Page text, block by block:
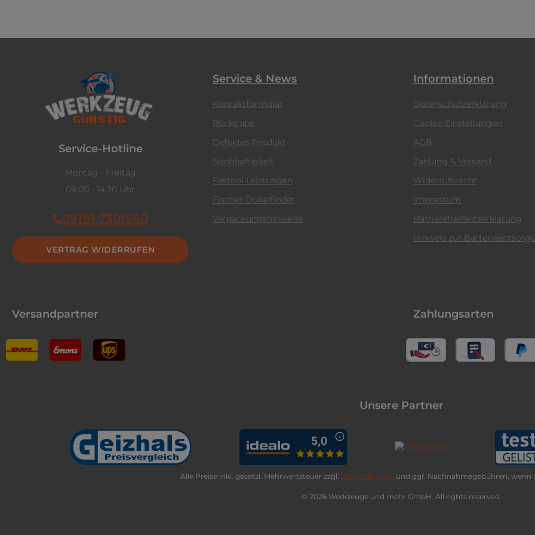
Service-Hotline
Montag - Freitag
09:00 - 14:30 Uhr
09191 7301560
VERTRAG WIDERRUFEN
Service & News
Kontaktformular
Rückgabe
Defektes Produkt
Nachhaltigkeit
Festool Leistungen
Fischer Dübelfinder
Verpackungshinweise
Informationen
Datenschutzerklärung
Cookie-Einstellungen
AGB
Zahlung & Versand
Widerrufsrecht
Impressum
Barrierefreiheitserklärung
Hinweis zur
Versandpartner Zahlungsarten
Unsere Partner
Alle Preise inkl. gesetzl. Mehrwertsteuer zzgl. Versandkosten und ggf. Nachnahmegebühren, wenn
© 2026 Werkzeuge und mehr GmbH. All rights reserved.